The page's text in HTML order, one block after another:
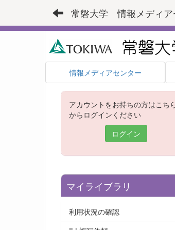
常磐大学 情報メディア
情報メディアセンター
アカウントをお持ちの方はこち
からログインください
ログイン
マイライブラリ
利用状況の確認